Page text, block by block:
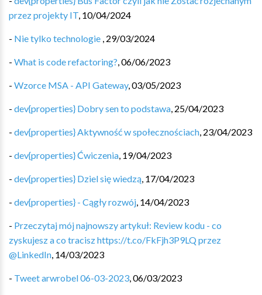
przez projekty IT, 10/04/2024
- Nie tylko technologie , 29/03/2024
- What is code refactoring?,06/06/2023
- Wzorce MSA - API Gateway,03/05/2023
- dev{properties} Dobry sen to podstawa, 25/04/2023
- dev{properties} Aktywność w społecznościach, 23/04/2023
- dev{properties} Ćwiczenia, 19/04/2023
- dev{properties} Dziel się wiedzą, 17/04/2023
- dev{properties} - Cągły rozwój, 14/04/2023
- Przeczytaj mój najnowszy artykuł: Review kodu - co
zyskujesz a co tracisz https://t.co/FkFjh3P9LQ przez
@LinkedIn, 14/03/2023
- Tweet arwrobel 06-03-2023,06/03/2023